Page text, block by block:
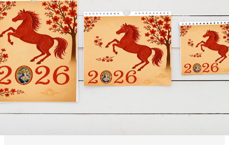
Выберите из списка: